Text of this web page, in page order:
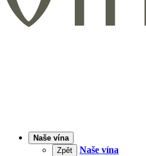
Naše vína
Zpět
Naše vína